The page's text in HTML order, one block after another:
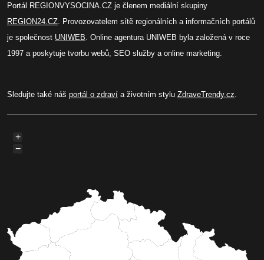
Portál REGIONVYSOCINA.CZ je členem mediální skupiny
REGION24.CZ . Provozovatelem sítě regionálních a informačních portálů
je společnost UNIWEB . Online agentura UNIWEB byla založená v roce
1997 a poskytuje tvorbu webů, SEO služby a online marketing.
Sledujte také náš portál o zdraví a životním stylu ZdraveTrendy.cz
+
−